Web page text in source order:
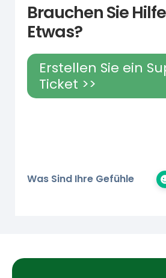
Brauchen Sie
Etwas?
Erstellen Sie ein
Ticket >>
Was Sind Ihre Gefühle